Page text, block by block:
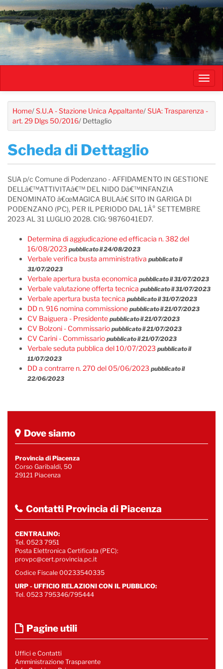
Salta
al
contenuto
principale
Home/S.U.A - Stazione Unica Appaltante/SUA: Trasparenza -
art. 29 Dlgs 50/2016/ Dettaglio
Scheda di Dettaglio
SUA p/c Comune di Podenzano - AFFIDAMENTO IN GESTIONE
DELLâ€™ATTIVITAâ€™ DEL NIDO Dâ€™INFANZIA
DENOMINATO â€œMAGICA BULAâ€ SITO IN GARIGA DI
PODENZANO (PC), PER IL PERIODO DAL 1Â° SETTEMBRE
2023 AL 31 LUGLIO 2028. CIG: 9876041ED7.
Determina di aggiudicazione ed efficacia n. 382 del
16/08/2023 pubblicato il 24/08/2023
Verbale verifica busta amministrativa pubblicato il
31/07/2023
Verbale apertura busta economica pubblicato il 31/07/2023
Verbale valutazione offerta tecnica pubblicato il 31/07/2023
Verbale apertura busta tecnica pubblicato il 31/07/2023
DD n. 916 nomina commissione pubblicato il 21/07/2023
CV Baiguera - Presidente pubblicato il 21/07/2023
CV Bolzoni - Commissario pubblicato il 21/07/2023
CV Carini - Commissario pubblicato il 21/07/2023
Verbale seduta pubblica del 10/07/2023 pubblicato il
11/07/2023
DD a contrarre n. 270 del 05/06/2023 pubblicato il
22/06/2023
Dove siamo
Provincia di Piacenza
Corso Garibaldi, 50
29121 Piacenza
Contatti Provincia di Piacenza
CENTRALINO:
Tel. 0523 7951
Posta Elettronica Certificata (PEC):
provpc@cert.provincia.pc.it
Codice Fiscale 00233540335
URP - UFFICIO RELAZIONI CON IL PUBBLICO:
Tel. 0523 795346/795444
Pagine utili
Uffici e Contatti
Amministrazione Trasparente